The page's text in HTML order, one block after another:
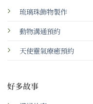
琉璃珠飾物製作
動物溝通預約
天使靈氣療癒預約
好多故事